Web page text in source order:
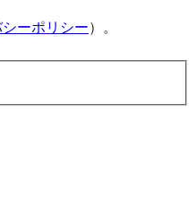
ーポリシー）。